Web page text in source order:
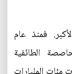
فمنذ عام
الطائفية